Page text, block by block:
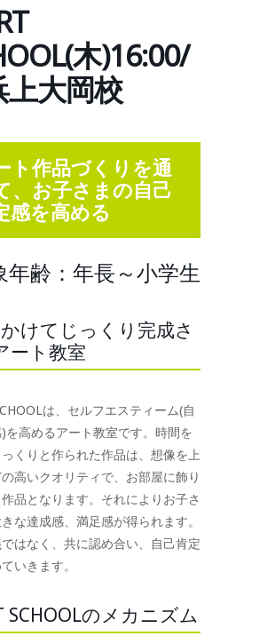
木)16:00/
上大岡校
ト作品づくりを通
、お子さまの自己
感を高める
年齢：年長～小学生
けてじっくり完成さ
ート教室
は、セルフエスティーム(自
を高めるアート教室です。時間を
くりと作られた作品は、想像を上
高いクオリティで、お部屋に飾り
品となります。それによりお子さ
な達成感、満足感が得られます。
はなく、共に認め合い、自己肯定
いきます。
SCHOOLのメカニズム